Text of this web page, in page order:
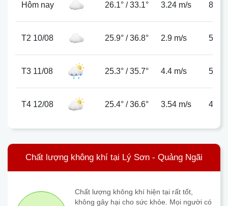
Hôm nay 26.1° /33.1° 3.24 m/s 82%
T2 10/08 25.9° /36.8° 2.9 m/s 52%
T3 11/08 25.3° /35.7° 4.4 m/s 51%
T4 12/08 25.4° /36.6° 3.54 m/s 49%
Chất lượng không khí tại Lý Sơn - Quảng Ngãi
Chất lượng không khí hiện tại rất tốt,
không gây hại cho sức khỏe. Mọi người có